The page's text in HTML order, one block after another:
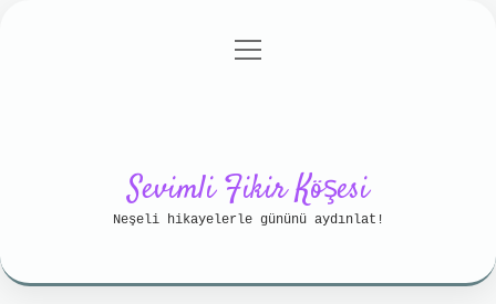
Gizlilik Politikası
menüyü
Sevimli Fikir Köşesi
Neşeli hikayelerle gününü aydınlat!